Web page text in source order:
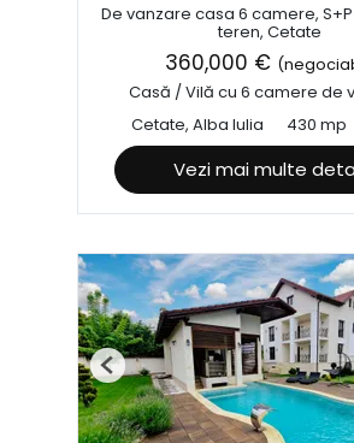
De vanzare casa 6 camere,
teren, Cetate
360,000 €
Casă / Vilă cu 6 camere de
Cetate, Alba Iulia
430 mp
Vezi mai multe
Previous